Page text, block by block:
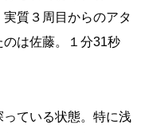
質３周目からのアタ
は佐藤。１分31秒
ている状態。特に浅